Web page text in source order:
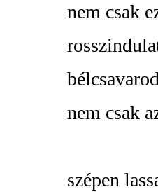
nem csak
nem csak
szépen